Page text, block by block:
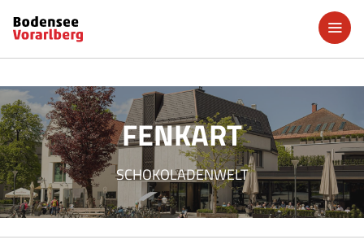
FENKART
SCHOKOLADENWELT